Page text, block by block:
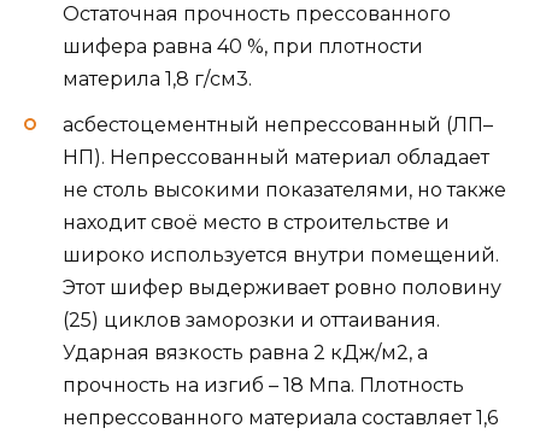
Остаточная прочность прессованного
шифера равна 40 %, при плотности
материла 1,8 г/см3.
асбестоцементный непрессованный (ЛП–
НП). Непрессованный материал обладает
не столь высокими показателями, но также
находит своё место в строительстве и
широко используется внутри помещений.
Этот шифер выдерживает ровно половину
(25) циклов заморозки и оттаивания.
Ударная вязкость равна 2 кДж/м2, а
прочность на изгиб – 18 Мпа. Плотность
непрессованного материала составляет 1,6